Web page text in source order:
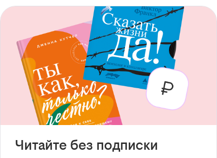
Читайте без подписки